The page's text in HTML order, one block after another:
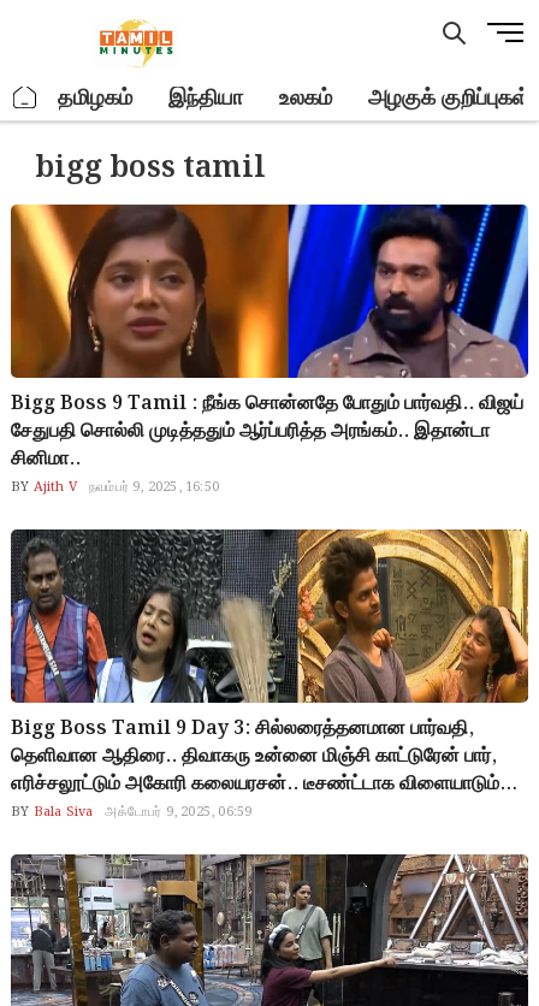
M
u
n
. தமிழகம் இந்தியா உலகம் அழகுக் குறிப்புகள்
bigg boss tamil
Bigg Boss 9 Tamil : நீங்க சொன்னதே போதும் பார்வதி.. விஜய்
சேதுபதி சொல்லி முடித்ததும் ஆர்ப்பரித்த அரங்கம்.. இதான்டா
சினிமா..
BY Ajith V நவம்பர் 9, 2025, 16:50
Bigg Boss Tamil 9 Day 3: சில்லரைத்தனமான பார்வதி,
தெளிவான ஆதிரை.. திவாகரு உன்னை மிஞ்சி காட்டுரேன் பார்,
எரிச்சலூட்டும் அகோரி கலையரசன்.. டீசண்ட்டாக விளையாடும்
ரம்யா, சபரி.. மூன்றாவது நாளில் ஒரிஜினல் முகம் காட்டிய
BY Bala Siva அக்டோபர் 9, 2025, 06:59